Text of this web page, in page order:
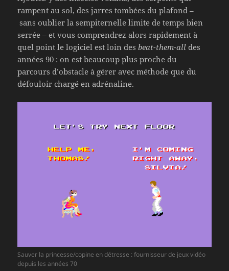
rampent au sol, des jarres tombées du plafond –
sans oublier la sempiternelle limite de temps bien
serrée – et vous comprendrez alors rapidement à
quel point le logiciel est loin desbeat-them-all des
années 90 : on est beaucoup plus proche du
parcours d’obstacle à gérer avec méthode que du
défouloir chargé en adrénaline.
Sauver la princesse/copine en détresse : fournisseur de jeux vidéo
depuis les années 70